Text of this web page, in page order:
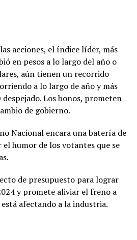
acciones, el índice líder, más
en pesos a lo largo del año o
aún tienen un recorrido
a lo largo de año y más
despejado. Los bonos, prometen
de gobierno.
Nacional encara una batería de
humor de los votantes que se
de presupuesto para lograr
y promete aliviar el freno a
afectando a la industria.